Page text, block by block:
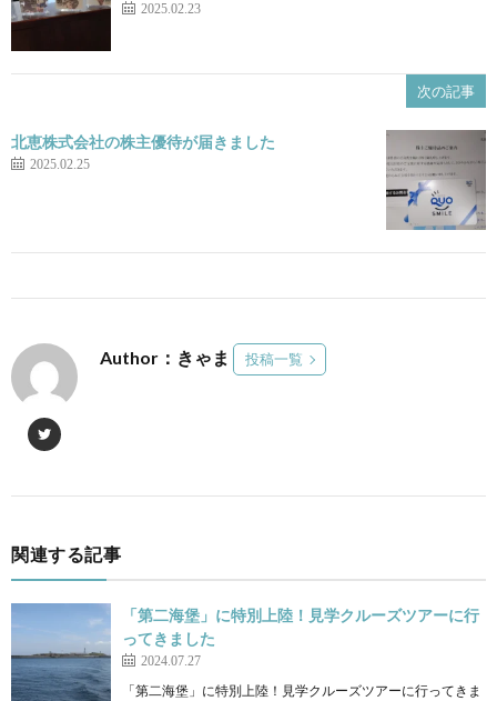
2025.02.23
次の記事
北恵株式会社の株主優待が届きました
2025.02.25
Author：きゃま 投稿一覧
関連する記事
「第二海堡」に特別上陸！見学クルーズツアーに行
ってきました
2024.07.27
「第二海堡」に特別上陸！見学クルーズツアーに行ってきま